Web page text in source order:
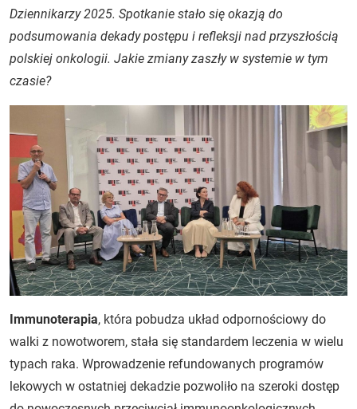
Dziennikarzy 2025. Spotkanie stało się okazją do
podsumowania dekady postępu i refleksji nad przyszłością
polskiej onkologii. Jakie zmiany zaszły w systemie w tym
czasie?
Immunoterapia, która pobudza układ odpornościowy do
walki z nowotworem, stała się standardem leczenia w wielu
typach raka. Wprowadzenie refundowanych programów
lekowych w ostatniej dekadzie pozwoliło na szeroki dostęp